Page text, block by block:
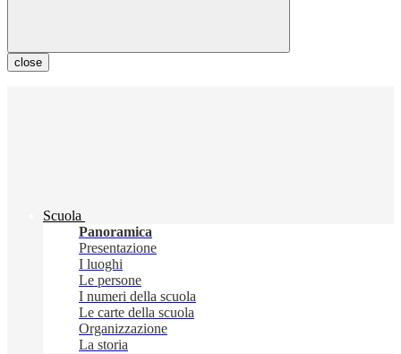
close
Scuola
Panoramica
Presentazione
I luoghi
Le persone
I numeri della scuola
Le carte della scuola
Organizzazione
La storia